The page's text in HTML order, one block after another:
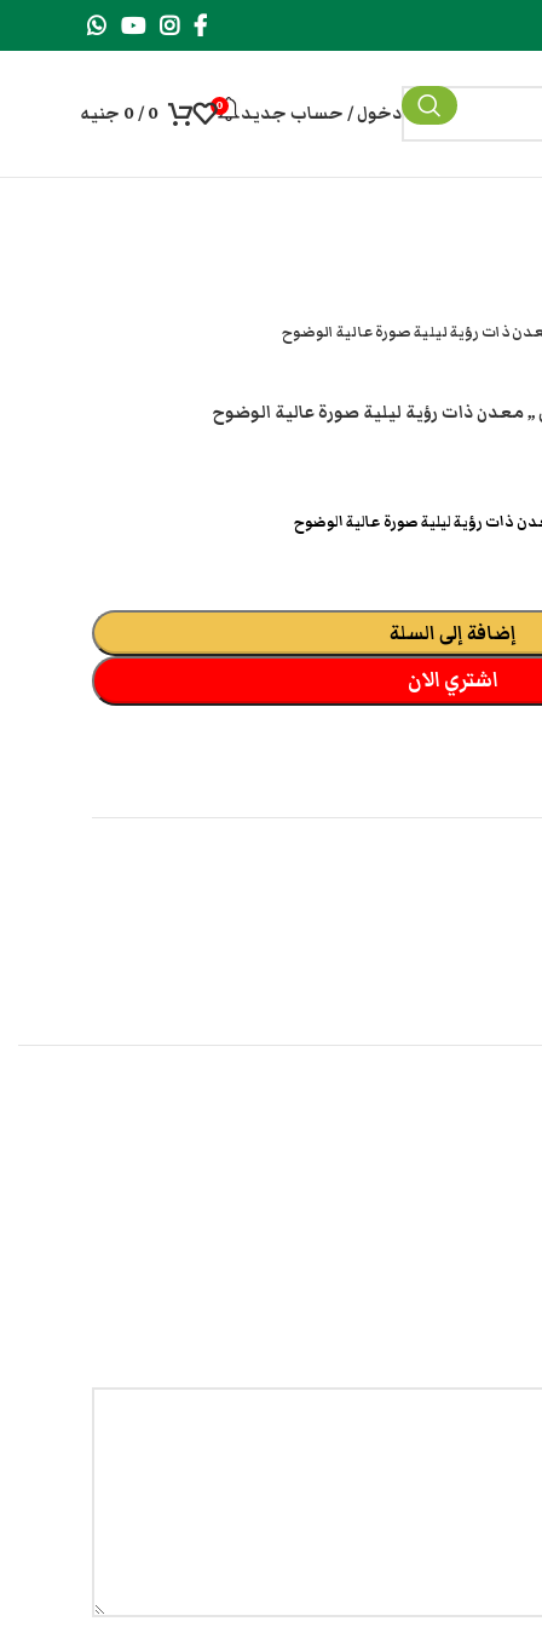
دخول / حساب جديد 0
0
/
0 جنيه
ذات رؤية ليلية صورة عالية الوضوح
معدن ذات رؤية ليلية صورة عالية الوضوح
ذات رؤية ليلية صورة عالية الوضوح
إضافة إلى السلة
اشتري الان